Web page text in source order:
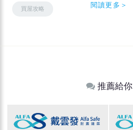
買屋攻略 閱讀更多＞
推薦給你